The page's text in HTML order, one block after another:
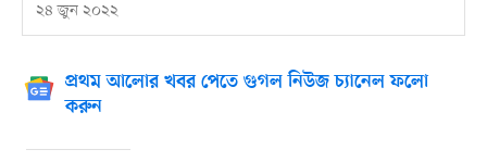
২৪ জুন ২০২২
প্রথম আলোর খবর পেতে গুগল নিউজ চ্যানেল ফলো
করুন